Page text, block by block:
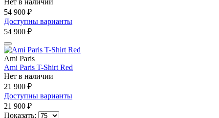
Нет в наличии
54 900 ₽
Доступны варианты
54 900 ₽
Ami Paris
Ami Paris T-Shirt Red
Нет в наличии
21 900 ₽
Доступны варианты
21 900 ₽
Показать: